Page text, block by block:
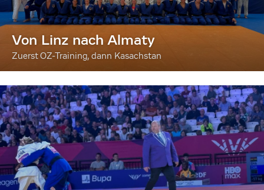
Von Linz nach Almaty
Zuerst OZ-Training, dann Kasachstan